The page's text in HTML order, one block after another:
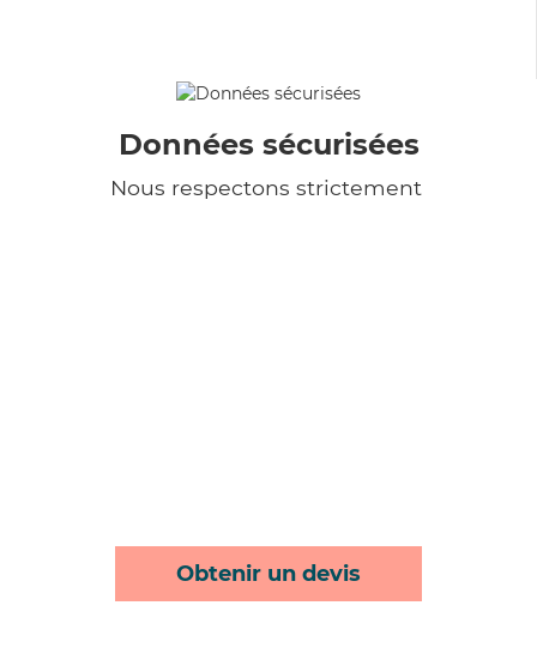
Données sécurisées
Nous respectons strictement
Obtenir un devis